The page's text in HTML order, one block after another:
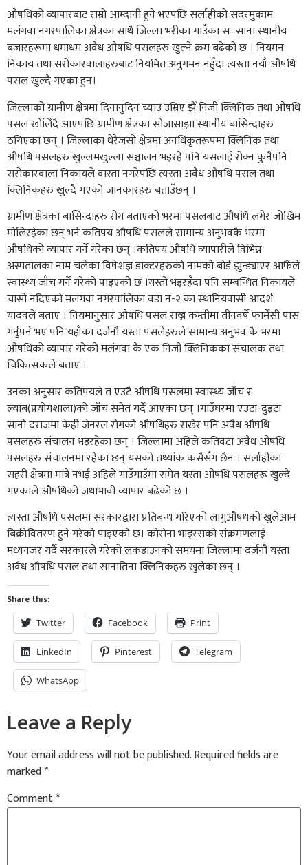
औषधिको व्यापारबाट राम्रो आम्दानी हुने भएपछि सर्लाहीको सदरमुकाम
मलंगवा नगरपालिका क्षेत्रका साथै जिल्ला भरीका गाउँका स–साना स्थानीय
बजारहरूमा धमाधम अवैध औषधि पसलहरु खुल्ने क्रम बढेको छ । नियमन
निकाय तथा सरोकारवालाहरुबाट नियमित अनुगमन नहुँदा त्यस्ता नयाँ औषधि
पसल खुल्दै गएका हुन।
जिल्लाको ग्रामीण क्षेत्रमा दिनानुदिन च्याउ उम्रिए झैँ निजी क्लिनिक तथा औषधि
पसल खोलिँदै आएपछि ग्रामीण क्षेत्रका सोजासाझा स्थानीय बासिन्दाहरु
ठगिएका छन् । जिल्लाका धेरैजसो क्षेत्रमा अनधिकृतरूपमा क्लिनिक तथा
औषधि पसलहरु खुल्लमखुल्ला सञ्चालन भइरहे पनि यसलाई रोक्न कुनैपनि
सरोकारवाला निकायले वास्ता नगरेपछि त्यस्ता अवैध औषधि पसल तथा
क्लिनिकहरु खुल्दै गएको जानकारहरु बताउँछन् ।
ग्रामीण क्षेत्रका बासिन्दाहरु रोग बताएको भरमा पसलबाट औषधि लगेर जोखिम
मोलिरहेका छन् भने कतिपय औषधि पसलले सामान्य अनुभवकै भरमा
औषधिको व्यापार गर्ने गरेका छन् ।कतिपय औषधि व्यापारीले विभिन्न
अस्पतालका नाम चलेका विषेशज्ञ डाक्टरहरुको नामको बोर्ड झुन्ड्याएर आफैँले
स्वास्थ्य जाँच गर्ने गरेको पाइएको छ ।यस्तो भइरहँदा पनि सम्बन्धित निकायले
चासो नदिएको मलंगवा नगरपालिका वडा न-२ का स्थानियवासी आदर्श
यादवले बताए । नियमानुसार औषधि पसल राख्न कम्तीमा तीनवर्षे फार्मेसी पास
गर्नुपर्ने भए पनि यहाँका दर्जनौ यस्ता पसलेहरुले सामान्य अनुभव कै भरमा
औषधिको व्यापार गरेको मलंगवा कै एक निजी क्लिनिकका संचालक तथा
चिकित्सकले बताए ।
उनका अनुसार कतिपयले त एउटै औषधि पसलमा स्वास्थ्य जाँच र
ल्याब(प्रयोगशाला)को जाँच समेत गर्दै आएका छन् ।गाउँघरमा एउटा-दुइटा
सानो दराजमा केही जेनरल रोगको औषधिहरु राखेर पनि अवैध औषधि
पसलहरु संचालन भइरहेका छन् । जिल्लामा अहिले कतिवटा अवैध औषधि
पसलहरु संचालनमा रहेका छन् यसको तथ्यांक कसैसँग छैन । सर्लाहीका
सहरी क्षेत्रमा मात्रै नभई अहिले गाउँगाउँमा समेत यस्ता औषधि पसलहरू खुल्दै
गएकाले औषधिको जथाभावी व्यापार बढेको छ ।
त्यस्ता औषधि पसलमा सरकारद्वारा प्रतिबन्ध गरिएको लागुऔषधको खुलेआम
बिक्रीवितरण हुने गरेको पाइएको छ। कोरोना भाइरसको संक्रमणलाई
मध्यनजर गर्दै सरकारले गरेको लकडाउनको समयमा जिल्लामा दर्जनौं यस्ता
अवैध औषधि पसल तथा सानातिना क्लिनिकहरु खुलेका छन् ।
Share this:
Twitter Facebook Print
LinkedIn Pinterest Telegram
WhatsApp
Leave a Reply
Your email address will not be published.Required fields are
marked*
Comment*